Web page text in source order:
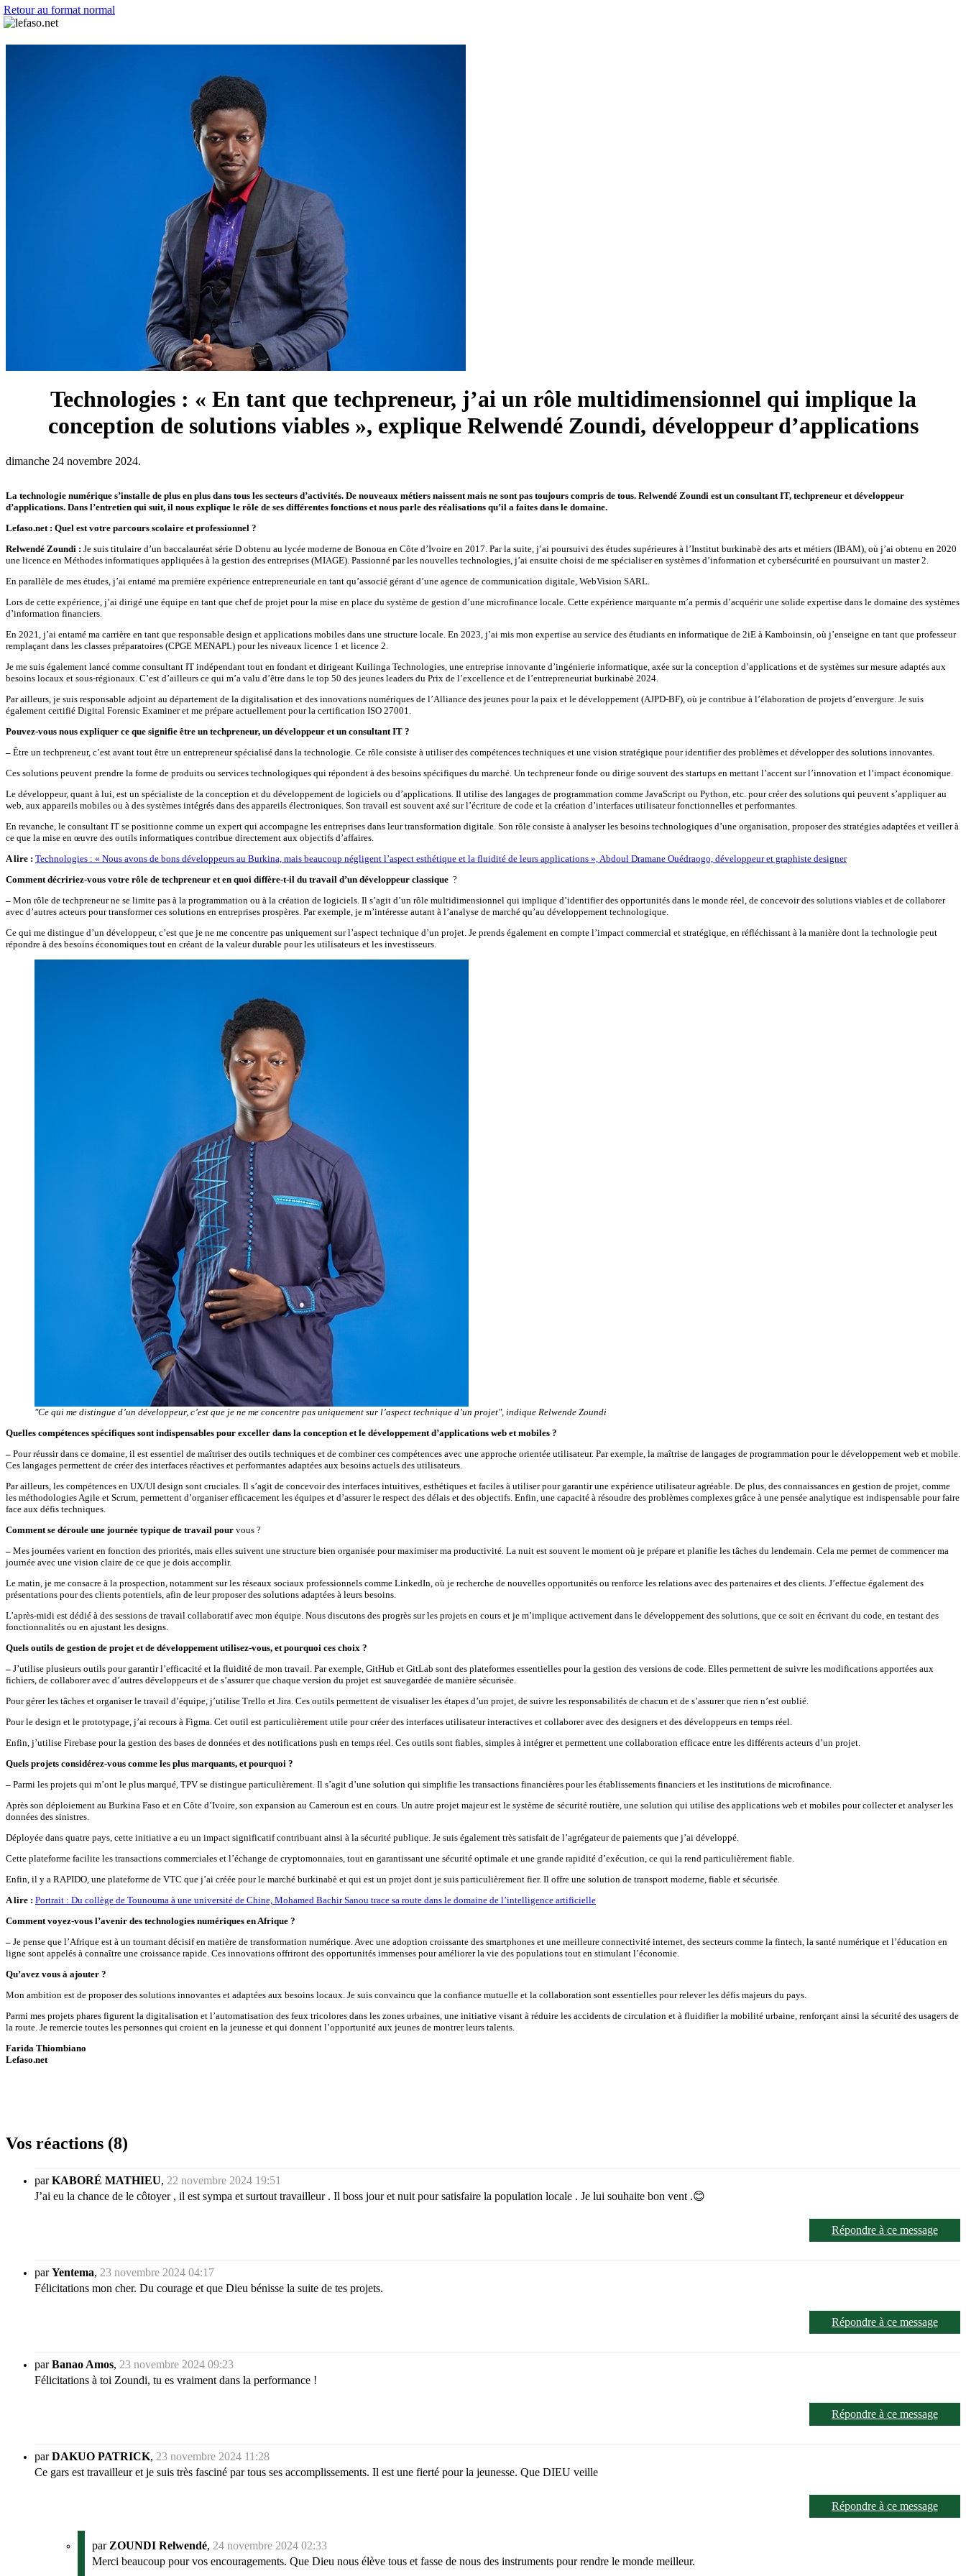
Retour au format normal
Technologies : « En tant que techpreneur, j’ai un rôle multidimensionnel qui implique la
conception de solutions viables », explique Relwendé Zoundi, développeur d’applications
dimanche 24 novembre 2024.
La technologie numérique s’installe de plus en plus dans tous les secteurs d’activités. De nouveaux métiers naissent mais ne sont pas toujours compris de tous. Relwendé Zoundi est un consultant IT, techpreneur et développeur
d’applications. Dans l’entretien qui suit, il nous explique le rôle de ses différentes fonctions et nous parle des réalisations qu’il a faites dans le domaine.
Lefaso.net : Quel est votre parcours scolaire et professionnel ?
Relwendé Zoundi : Je suis titulaire d’un baccalauréat série D obtenu au lycée moderne de Bonoua en Côte d’Ivoire en 2017. Par la suite, j’ai poursuivi des études supérieures à l’Institut burkinabè des arts et métiers (IBAM), où j’ai obtenu en 2020
une licence en Méthodes informatiques appliquées à la gestion des entreprises (MIAGE). Passionné par les nouvelles technologies, j’ai ensuite choisi de me spécialiser en systèmes d’information et cybersécurité en poursuivant un master 2.
En parallèle de mes études, j’ai entamé ma première expérience entrepreneuriale en tant qu’associé gérant d’une agence de communication digitale, WebVision SARL.
Lors de cette expérience, j’ai dirigé une équipe en tant que chef de projet pour la mise en place du système de gestion d’une microfinance locale. Cette expérience marquante m’a permis d’acquérir une solide expertise dans le domaine des systèmes
d’information financiers.
En 2021, j’ai entamé ma carrière en tant que responsable design et applications mobiles dans une structure locale. En 2023, j’ai mis mon expertise au service des étudiants en informatique de 2iE à Kamboinsin, où j’enseigne en tant que professeur
remplaçant dans les classes préparatoires (CPGE MENAPL) pour les niveaux licence 1 et licence 2.
Je me suis également lancé comme consultant IT indépendant tout en fondant et dirigeant Kuilinga Technologies, une entreprise innovante d’ingénierie informatique, axée sur la conception d’applications et de systèmes sur mesure adaptés aux
besoins locaux et sous-régionaux. C’est d’ailleurs ce qui m’a valu d’être dans le top 50 des jeunes leaders du Prix de l’excellence et de l’entrepreneuriat burkinabè 2024.
Par ailleurs, je suis responsable adjoint au département de la digitalisation et des innovations numériques de l’Alliance des jeunes pour la paix et le développement (AJPD-BF), où je contribue à l’élaboration de projets d’envergure. Je suis
également certifié Digital Forensic Examiner et me prépare actuellement pour la certification ISO 27001.
Pouvez-vous nous expliquer ce que signifie être un techpreneur, un développeur et un consultant IT ?
– Être un techpreneur, c’est avant tout être un entrepreneur spécialisé dans la technologie. Ce rôle consiste à utiliser des compétences techniques et une vision stratégique pour identifier des problèmes et développer des solutions innovantes.
Ces solutions peuvent prendre la forme de produits ou services technologiques qui répondent à des besoins spécifiques du marché. Un techpreneur fonde ou dirige souvent des startups en mettant l’accent sur l’innovation et l’impact économique.
Le développeur, quant à lui, est un spécialiste de la conception et du développement de logiciels ou d’applications. Il utilise des langages de programmation comme JavaScript ou Python, etc. pour créer des solutions qui peuvent s’appliquer au
web, aux appareils mobiles ou à des systèmes intégrés dans des appareils électroniques. Son travail est souvent axé sur l’écriture de code et la création d’interfaces utilisateur fonctionnelles et performantes.
En revanche, le consultant IT se positionne comme un expert qui accompagne les entreprises dans leur transformation digitale. Son rôle consiste à analyser les besoins technologiques d’une organisation, proposer des stratégies adaptées et veiller à
ce que la mise en œuvre des outils informatiques contribue directement aux objectifs d’affaires.
A lire : Technologies : « Nous avons de bons développeurs au Burkina, mais beaucoup négligent l’aspect esthétique et la fluidité de leurs applications », Abdoul Dramane Ouédraogo, développeur et graphiste designer
Comment décririez-vous votre rôle de techpreneur et en quoi diffère-t-il du travail d’un développeur classique ?
– Mon rôle de techpreneur ne se limite pas à la programmation ou à la création de logiciels. Il s’agit d’un rôle multidimensionnel qui implique d’identifier des opportunités dans le monde réel, de concevoir des solutions viables et de collaborer
avec d’autres acteurs pour transformer ces solutions en entreprises prospères. Par exemple, je m’intéresse autant à l’analyse de marché qu’au développement technologique.
Ce qui me distingue d’un développeur, c’est que je ne me concentre pas uniquement sur l’aspect technique d’un projet. Je prends également en compte l’impact commercial et stratégique, en réfléchissant à la manière dont la technologie peut
répondre à des besoins économiques tout en créant de la valeur durable pour les utilisateurs et les investisseurs.
"Ce qui me distingue d’un développeur, c’est que je ne me concentre pas uniquement sur l’aspect technique d’un projet", indique Relwende Zoundi
Quelles compétences spécifiques sont indispensables pour exceller dans la conception et le développement d’applications web et mobiles ?
– Pour réussir dans ce domaine, il est essentiel de maîtriser des outils techniques et de combiner ces compétences avec une approche orientée utilisateur. Par exemple, la maîtrise de langages de programmation pour le développement web et mobile.
Ces langages permettent de créer des interfaces réactives et performantes adaptées aux besoins actuels des utilisateurs.
Par ailleurs, les compétences en UX/UI design sont cruciales. Il s’agit de concevoir des interfaces intuitives, esthétiques et faciles à utiliser pour garantir une expérience utilisateur agréable. De plus, des connaissances en gestion de projet, comme
les méthodologies Agile et Scrum, permettent d’organiser efficacement les équipes et d’assurer le respect des délais et des objectifs. Enfin, une capacité à résoudre des problèmes complexes grâce à une pensée analytique est indispensable pour faire
face aux défis techniques.
Comment se déroule une journée typique de travail pour vous ?
– Mes journées varient en fonction des priorités, mais elles suivent une structure bien organisée pour maximiser ma productivité. La nuit est souvent le moment où je prépare et planifie les tâches du lendemain. Cela me permet de commencer ma
journée avec une vision claire de ce que je dois accomplir.
Le matin, je me consacre à la prospection, notamment sur les réseaux sociaux professionnels comme LinkedIn, où je recherche de nouvelles opportunités ou renforce les relations avec des partenaires et des clients. J’effectue également des
présentations pour des clients potentiels, afin de leur proposer des solutions adaptées à leurs besoins.
L’après-midi est dédié à des sessions de travail collaboratif avec mon équipe. Nous discutons des progrès sur les projets en cours et je m’implique activement dans le développement des solutions, que ce soit en écrivant du code, en testant des
fonctionnalités ou en ajustant les designs.
Quels outils de gestion de projet et de développement utilisez-vous, et pourquoi ces choix ?
– J’utilise plusieurs outils pour garantir l’efficacité et la fluidité de mon travail. Par exemple, GitHub et GitLab sont des plateformes essentielles pour la gestion des versions de code. Elles permettent de suivre les modifications apportées aux
fichiers, de collaborer avec d’autres développeurs et de s’assurer que chaque version du projet est sauvegardée de manière sécurisée.
Pour gérer les tâches et organiser le travail d’équipe, j’utilise Trello et Jira. Ces outils permettent de visualiser les étapes d’un projet, de suivre les responsabilités de chacun et de s’assurer que rien n’est oublié.
Pour le design et le prototypage, j’ai recours à Figma. Cet outil est particulièrement utile pour créer des interfaces utilisateur interactives et collaborer avec des designers et des développeurs en temps réel.
Enfin, j’utilise Firebase pour la gestion des bases de données et des notifications push en temps réel. Ces outils sont fiables, simples à intégrer et permettent une collaboration efficace entre les différents acteurs d’un projet.
Quels projets considérez-vous comme les plus marquants, et pourquoi ?
– Parmi les projets qui m’ont le plus marqué, TPV se distingue particulièrement. Il s’agit d’une solution qui simplifie les transactions financières pour les établissements financiers et les institutions de microfinance.
Après son déploiement au Burkina Faso et en Côte d’Ivoire, son expansion au Cameroun est en cours. Un autre projet majeur est le système de sécurité routière, une solution qui utilise des applications web et mobiles pour collecter et analyser les
données des sinistres.
Déployée dans quatre pays, cette initiative a eu un impact significatif contribuant ainsi à la sécurité publique. Je suis également très satisfait de l’agrégateur de paiements que j’ai développé.
Cette plateforme facilite les transactions commerciales et l’échange de cryptomonnaies, tout en garantissant une sécurité optimale et une grande rapidité d’exécution, ce qui la rend particulièrement fiable.
Enfin, il y a RAPIDO, une plateforme de VTC que j’ai créée pour le marché burkinabè et qui est un projet dont je suis particulièrement fier. Il offre une solution de transport moderne, fiable et sécurisée.
A lire : Portrait : Du collège de Tounouma à une université de Chine, Mohamed Bachir Sanou trace sa route dans le domaine de l’intelligence artificielle
Comment voyez-vous l’avenir des technologies numériques en Afrique ?
– Je pense que l’Afrique est à un tournant décisif en matière de transformation numérique. Avec une adoption croissante des smartphones et une meilleure connectivité internet, des secteurs comme la fintech, la santé numérique et l’éducation en
ligne sont appelés à connaître une croissance rapide. Ces innovations offriront des opportunités immenses pour améliorer la vie des populations tout en stimulant l’économie.
Qu’avez vous à ajouter ?
Mon ambition est de proposer des solutions innovantes et adaptées aux besoins locaux. Je suis convaincu que la confiance mutuelle et la collaboration sont essentielles pour relever les défis majeurs du pays.
Parmi mes projets phares figurent la digitalisation et l’automatisation des feux tricolores dans les zones urbaines, une initiative visant à réduire les accidents de circulation et à fluidifier la mobilité urbaine, renforçant ainsi la sécurité des usagers de
la route. Je remercie toutes les personnes qui croient en la jeunesse et qui donnent l’opportunité aux jeunes de montrer leurs talents.
Farida Thiombiano
Lefaso.net
Vos réactions (8)
parKABORÉ MATHIEU, 22 novembre 2024 19:51
J’ai eu la chance de le côtoyer , il est sympa et surtout travailleur . Il boss jour et nuit pour satisfaire la population locale . Je lui souhaite bon vent .😊
Répondre à ce message
parYentema, 23 novembre 2024 04:17
Félicitations mon cher. Du courage et que Dieu bénisse la suite de tes projets.
Répondre à ce message
parBanao Amos, 23 novembre 2024 09:23
Félicitations à toi Zoundi, tu es vraiment dans la performance !
Répondre à ce message
parDAKUO PATRICK, 23 novembre 2024 11:28
Ce gars est travailleur et je suis très fasciné par tous ses accomplissements. Il est une fierté pour la jeunesse. Que DIEU veille
Répondre à ce message
par ZOUNDI Relwendé, 24 novembre 2024 02:33
Merci beaucoup pour vos encouragements. Que Dieu nous élève tous et fasse de nous des instruments pour rendre le monde meilleur.